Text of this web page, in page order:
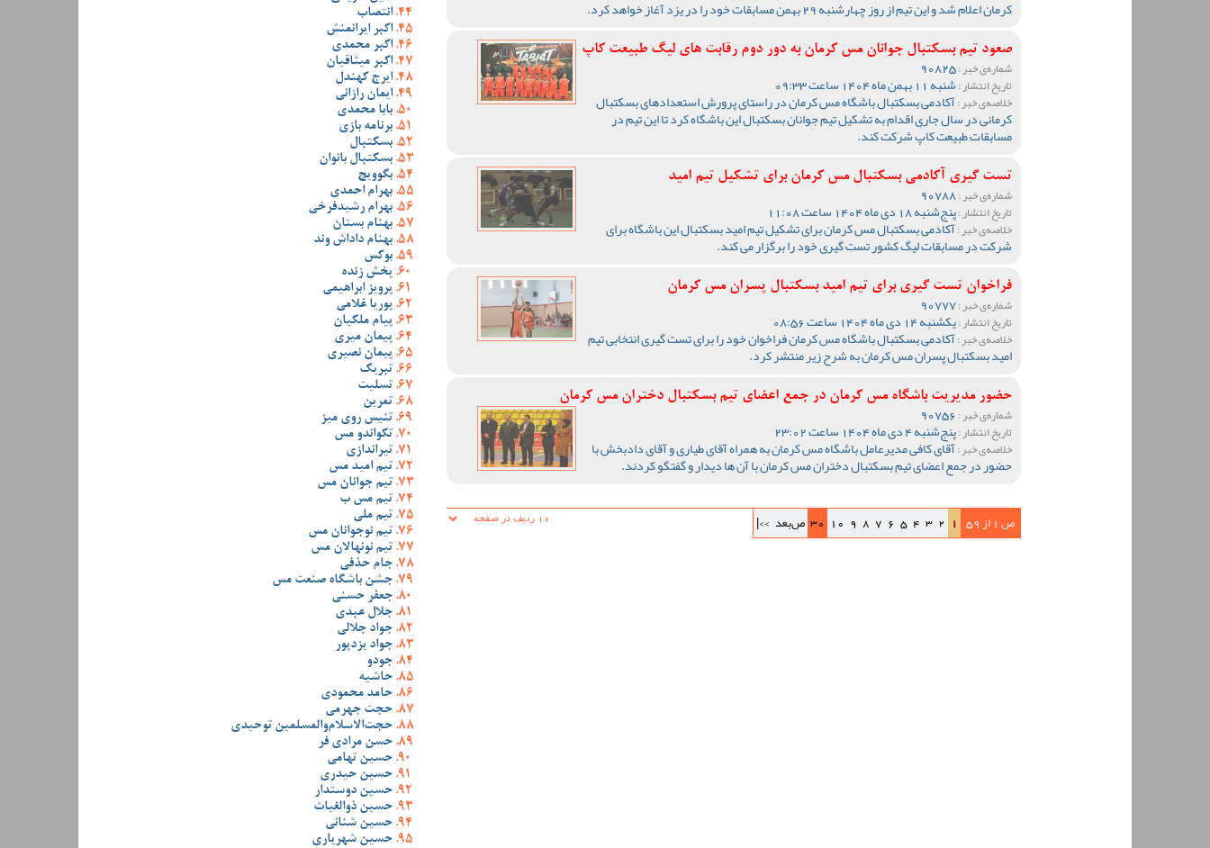
کرمان اعلام شد و این تیم از روز چهارشنبه 29 بهمن مسابقات خود را در یزد آغاز خواهد کرد.
صعود تیم بسکتبال جوانان مس کرمان به دور دوم رقابت های لیگ طبیعت کاپ
شماره‌ی خبر :90825
تاریخ انتشار :شنبه 11 بهمن ماه 1404 ساعت 09:33
خلاصه‌ی خبر :آکادمی بسکتبال باشگاه مس کرمان در راستای پرورش استعدادهای بسکتبال
کرمانی در سال جاری اقدام به تشکیل تیم جوانان بسکتبال این باشگاه کرد تا این تیم در
مسابقات طبیعت کاپ شرکت کند.
تست گیری آکادمی بسکتبال مس کرمان برای تشکیل تیم امید
شماره‌ی خبر :90788
تاریخ انتشار :پنج‌شنبه 18 دی ماه 1404 ساعت 11:08
خلاصه‌ی خبر :آکادمی بسکتبال مس کرمان برای تشکیل تیم امید بسکتبال این باشگاه برای
شرکت در مسابقات لیگ کشور تست گیری خود را برگزار می کند.
فراخوان تست گیری برای تیم امید بسکتبال پسران مس کرمان
شماره‌ی خبر :90777
تاریخ انتشار :یکشنبه 14 دی ماه 1404 ساعت 08:56
خلاصه‌ی خبر :آکادمی بسکتبال باشگاه مس کرمان فراخوان خود را برای تست گیری انتخابی تیم
امید بسکتبال پسران مس کرمان به شرح زیر منتشر کرد.
حضور مدیریت باشگاه مس کرمان در جمع اعضای تیم بسکتبال دختران مس کرمان
شماره‌ی خبر :
تاریخ انتشار :پنج‌شنبه 4 دی ماه 1404 ساعت 23:02
خلاصه‌ی خبر :آقای کافی مدیرعامل باشگاه مس کرمان به همراه آقای طیاری و آقای دادبخش با
حضور در جمع اعضای تیم بسکتبال دختران مس کرمان با آن ها دیدار و گفتگو کردند.
ص 1 از 59 1
2
3
4
5
6
7
8
9
10
30 ص‌بعد >>|
انتصاب
اکبر ایرانمنش
اکبر محمدی
اکبر میثاقیان
ایرج کهندل
ایمان رازانی
بابا محمدی
برنامه بازی
بسکتبال
بسکتبال بانوان
بگوویچ
بهرام احمدی
بهرام رشیدفرخی
بهنام بستان
بهنام داداش وند
بوکس
پخش زنده
پرویز ابراهیمی
پوریا غلامی
پیام ملکیان
پیمان میری
پیمان نصیری
تبریک
تسلیت
تمرین
تنیس روی میز
تکواندو مس
تیراندازی
تیم امید مس
تیم جوانان مس
تیم مس ب
تیم ملی
تیم نوجوانان مس
تیم نونهالان مس
جام حذفی
جشن باشگاه صنعت مس
جعفر حسنی
جلال عبدی
جواد جلالی
جواد یزدپور
جودو
حاشیه
حامد محمودی
حجت جهرمی
حجت‌الاسلام‌والمسلمین توحیدی
حسن مرادی فر
حسین تهامی
حسین حیدری
حسین دوستدار
حسین ذوالغیاث
حسین شنانی
حسین شهریاری